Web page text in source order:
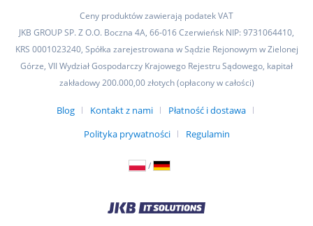
Ceny produktów zawierają podatek VAT
JKB GROUP SP. Z O.O. Boczna 4A, 66-016 Czerwieńsk NIP: 9731064410,
KRS 0001023240, Spółka zarejestrowana w Sądzie Rejonowym w Zielonej
Górze, VII Wydział Gospodarczy Krajowego Rejestru Sądowego, kapitał
zakładowy 200.000,00 złotych (opłacony w całości)
Blog Kontakt z nami
Płatność i dostawa
Polityka prywatności
Regulamin
/